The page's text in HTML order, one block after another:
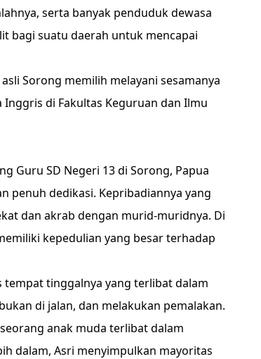
serta banyak penduduk dewasa
bagi suatu daerah untuk mencapai
Sorong memilih melayani sesamanya
di Fakultas Keguruan dan Ilmu
Guru SD Negeri 13 di Sorong, Papua
penuh dedikasi. Kepribadiannya yang
dan akrab dengan murid-muridnya. Di
kepedulian yang besar terhadap
tinggalnya yang terlibat dalam
di jalan, dan melakukan pemalakan.
anak muda terlibat dalam
dalam, Asri menyimpulkan mayoritas